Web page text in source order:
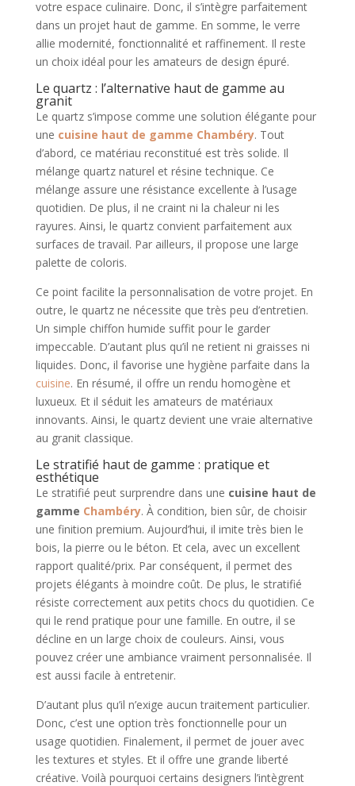
votre espace culinaire. Donc, il s’intègre parfaitement
dans un projet haut de gamme. En somme, le verre
allie modernité, fonctionnalité et raffinement. Il reste
un choix idéal pour les amateurs de design épuré.
Le quartz : l’alternative haut de gamme au
granit
Le quartz s’impose comme une solution élégante pour
une cuisine haut de gamme Chambéry. Tout
d’abord, ce matériau reconstitué est très solide. Il
mélange quartz naturel et résine technique. Ce
mélange assure une résistance excellente à l’usage
quotidien. De plus, il ne craint ni la chaleur ni les
rayures. Ainsi, le quartz convient parfaitement aux
surfaces de travail. Par ailleurs, il propose une large
palette de coloris.
Ce point facilite la personnalisation de votre projet. En
outre, le quartz ne nécessite que très peu d’entretien.
Un simple chiffon humide suffit pour le garder
impeccable. D’autant plus qu’il ne retient ni graisses ni
liquides. Donc, il favorise une hygiène parfaite dans la
cuisine. En résumé, il offre un rendu homogène et
luxueux. Et il séduit les amateurs de matériaux
innovants. Ainsi, le quartz devient une vraie alternative
au granit classique.
Le stratifié haut de gamme : pratique et
esthétique
Le stratifié peut surprendre dans une cuisine haut de
gamme Chambéry. À condition, bien sûr, de choisir
une finition premium. Aujourd’hui, il imite très bien le
bois, la pierre ou le béton. Et cela, avec un excellent
rapport qualité/prix. Par conséquent, il permet des
projets élégants à moindre coût. De plus, le stratifié
résiste correctement aux petits chocs du quotidien. Ce
qui le rend pratique pour une famille. En outre, il se
décline en un large choix de couleurs. Ainsi, vous
pouvez créer une ambiance vraiment personnalisée. Il
est aussi facile à entretenir.
D’autant plus qu’il n’exige aucun traitement particulier.
Donc, c’est une option très fonctionnelle pour un
usage quotidien. Finalement, il permet de jouer avec
les textures et styles. Et il offre une grande liberté
créative. Voilà pourquoi certains designers l’intègrent